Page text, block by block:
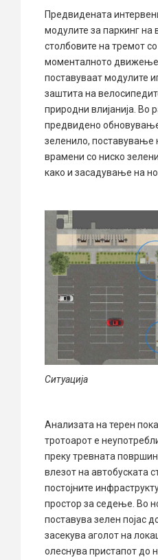
Предвидената
модулите за паркинг на
столбовите на тремот
моменталното движење.
поставуваат модулите
заштита на
природни влијанија. Во
предвидено
зеленило, поставување
врамени со ниско
како и засадување на
Ситуација
Анализата на терен
тротоарот е
преку тревната
влезот на автобуската
постојните
простор за седење. Во
поставува зелен појас
засекува аголот на
олеснува пристапот до